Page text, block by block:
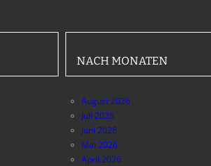
NACH MONATEN
August 2026
Juli 2026
Juni 2026
Mai 2026
April 2026